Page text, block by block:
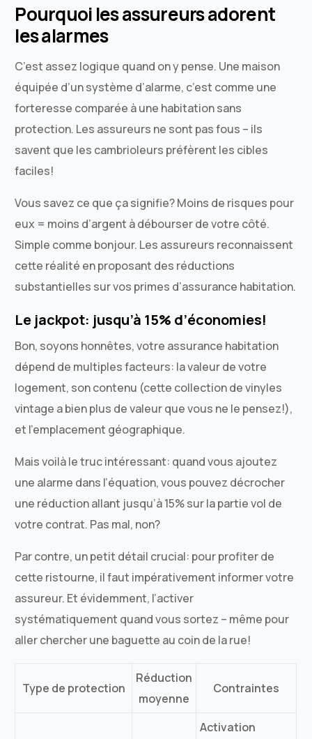
Pourquoi les assureurs adorent
les alarmes
C’est assez logique quand on y pense. Une maison
équipée d’un système d’alarme, c’est comme une
forteresse comparée à une habitation sans
protection. Les assureurs ne sont pas fous – ils
savent que les cambrioleurs préfèrent les cibles
faciles!
Vous savez ce que ça signifie? Moins de risques pour
eux = moins d’argent à débourser de votre côté.
Simple comme bonjour. Les assureurs reconnaissent
cette réalité en proposant des réductions
substantielles sur vos primes d’assurance habitation.
Le jackpot: jusqu’à 15% d’économies!
Bon, soyons honnêtes, votre assurance habitation
dépend de multiples facteurs: la valeur de votre
logement, son contenu (cette collection de vinyles
vintage a bien plus de valeur que vous ne le pensez!),
et l’emplacement géographique.
Mais voilà le truc intéressant: quand vous ajoutez
une alarme dans l’équation, vous pouvez décrocher
une réduction allant jusqu’à 15% sur la partie vol de
votre contrat. Pas mal, non?
Par contre, un petit détail crucial: pour profiter de
cette ristourne, il faut impérativement informer votre
assureur. Et évidemment, l’activer
systématiquement quand vous sortez – même pour
aller chercher une baguette au coin de la rue!
Type de protection
Réduction
moyenne
Contraintes
Activation